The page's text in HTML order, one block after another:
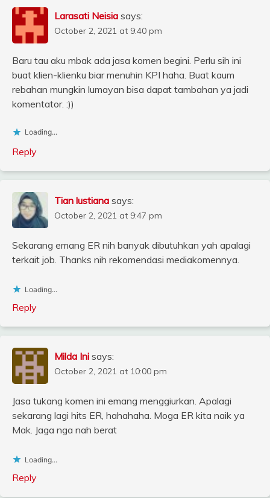
Larasati Neisia says:
October 2, 2021 at 9:40 pm
Baru tau aku mbak ada jasa komen begini. Perlu sih ini
buat klien-klienku biar menuhin KPI haha. Buat kaum
rebahan mungkin lumayan bisa dapat tambahan ya jadi
komentator. :))
Loading...
Reply
Tian lustiana says:
October 2, 2021 at 9:47 pm
Sekarang emang ER nih banyak dibutuhkan yah apalagi
terkait job. Thanks nih rekomendasi mediakomennya.
Loading...
Reply
Milda Ini says:
October 2, 2021 at 10:00 pm
Jasa tukang komen ini emang menggiurkan. Apalagi
sekarang lagi hits ER, hahahaha. Moga ER kita naik ya
Mak. Jaga nga nah berat
Loading...
Reply